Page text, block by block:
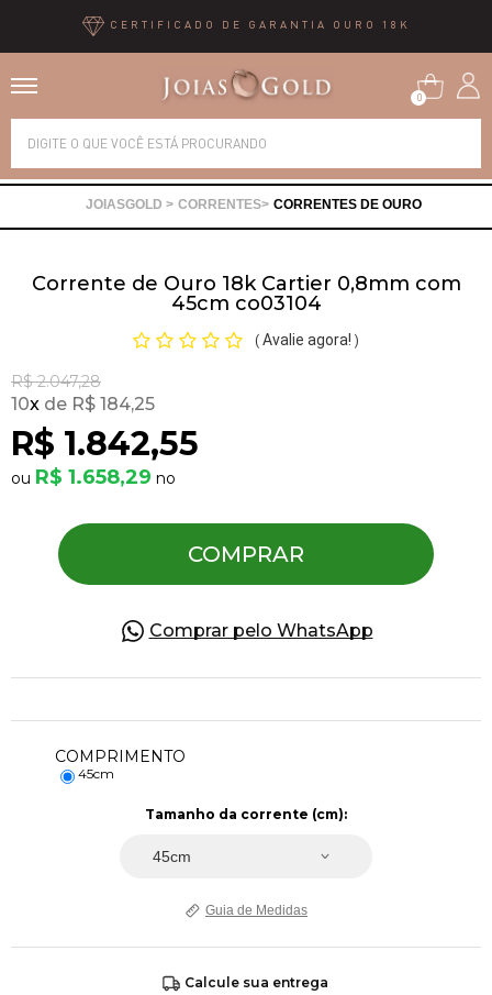
CERTIFICADO DE GARANTIA OURO 18K
0
CORRENTES CORRENTES DE OURO
Corrente de Ouro 18k Cartier 0,8mm com
45cm co03104
( Avalie agora! )
R$ 2.047,28
R$ 1.842,55
10x R$ 184,25
R$ 1.658,29
COMPRAR
Comprar pelo WhatsApp
COMPRIMENTO
45cm
Tamanho da corrente (cm):
Guia de Medidas
Calcule sua entrega
Alianças
Brincos
Pingentes
Presente